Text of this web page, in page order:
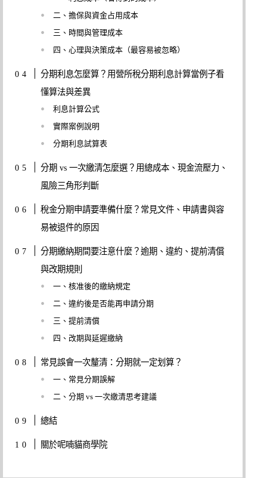
二、擔保與資金占用成本
三、時間與管理成本
四、心理與決策成本（最容易被忽略）
分期利息怎麼算？用營所稅分期利息計算當例子看
懂算法與差異
利息計算公式
實際案例說明
分期利息試算表
分期 vs 一次繳清怎麼選？用總成本、現金流壓力、
風險三角形判斷
稅金分期申請要準備什麼？常見文件、申請書與容
易被退件的原因
分期繳納期間要注意什麼？逾期、違約、提前清償
與改期規則
一、核准後的繳納規定
二、違約後是否能再申請分期
三、提前清償
四、改期與延遲繳納
常見誤會一次釐清：分期就一定划算？
一、常見分期誤解
二、分期 vs 一次繳清思考建議
總結
關於呢喃貓商學院